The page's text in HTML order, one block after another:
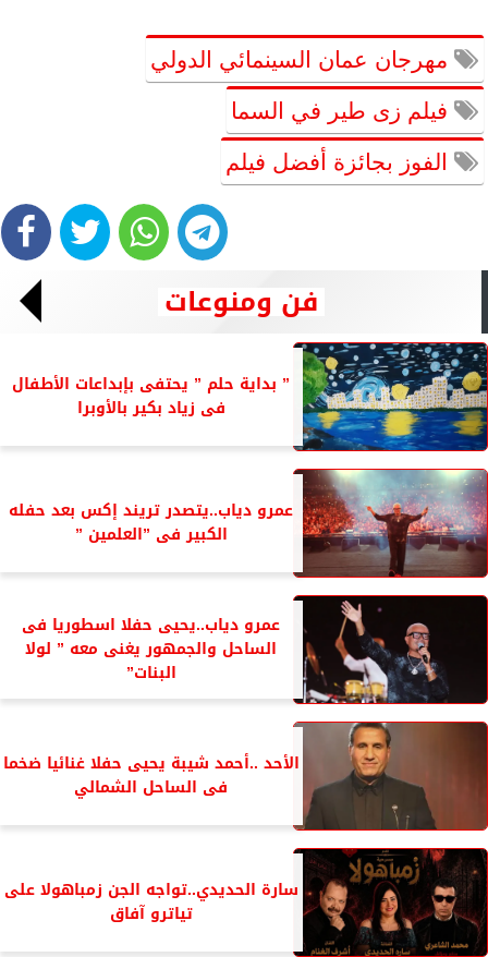
مهرجان عمان السينمائي الدولي
فيلم زى طير في السما
الفوز بجائزة أفضل فيلم
فن ومنوعات
” بداية حلم ” يحتفى بإبداعات الأطفال
فى زياد بكير بالأوبرا
عمرو دياب..يتصدر تريند إكس بعد حفله
الكبير فى ”العلمين ”
عمرو دياب..يحيى حفلا اسطوريا فى
الساحل والجمهور يغنى معه ” لولا
البنات”
الأحد ..أحمد شيبة يحيى حفلا غنائيا ضخما
فى الساحل الشمالي
سارة الحديدي..تواجه الجن زمباهولا على
تياترو آفاق